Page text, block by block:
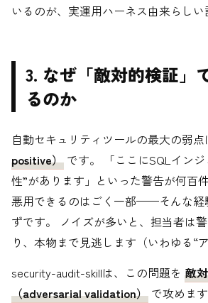
いるのが、実運用ハーネス由来らしい
3. なぜ「敵対的検証」
るのか
自動セキュリティツールの最大の弱点
positive） です。 「ここにSQLイン
性”があります」といった警告が何百
悪用できるのはごく一部——そんな経
ずです。 ノイズが多いと、担当者は
り、本物まで見逃します（いわゆる“
security-audit-skillは、この問題を 敵
（adversarial validation） で攻めま